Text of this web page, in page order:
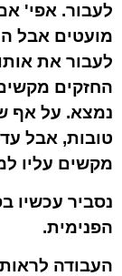
לעבור. אפי'
מועטים אבל
לעבור את
החזקים
נמצא. על אף
טובות, אבל
מקשים עליו
נסביר עכשיו
הפנימית.
העבודה